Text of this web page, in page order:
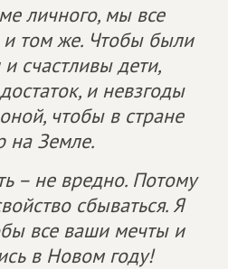
личного, мы все
том же. Чтобы были
счастливы дети,
и невзгоды
чтобы в стране
на Земле.
– не вредно. Потому
сбываться. Я
все ваши мечты и
в Новом году!